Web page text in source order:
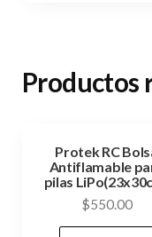
Productos
Protek RC
Antiflamable
pilas
$550.00